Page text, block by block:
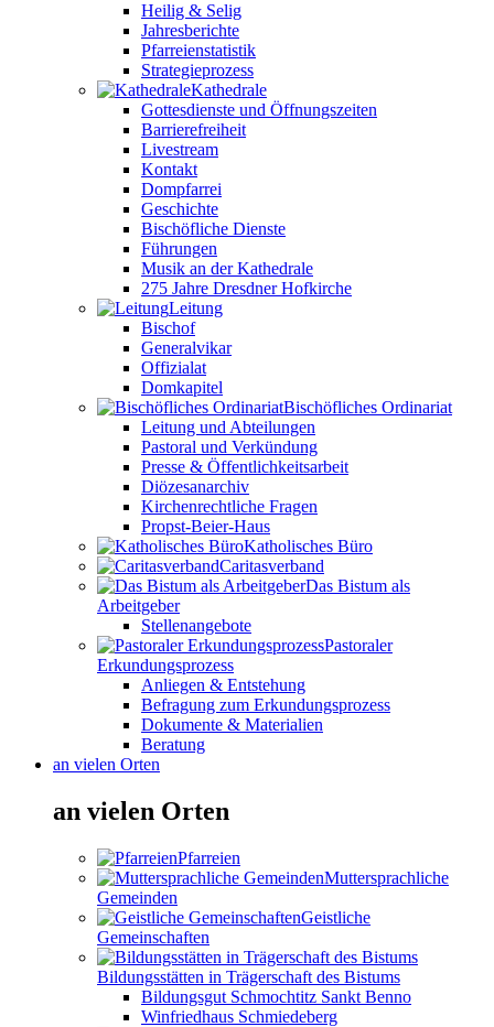
Heilig & Selig
Jahresberichte
Pfarreienstatistik
Strategieprozess
Kathedrale
Gottesdienste und Öffnungszeiten
Barrierefreiheit
Livestream
Kontakt
Dompfarrei
Geschichte
Bischöfliche Dienste
Führungen
Musik an der Kathedrale
275 Jahre Dresdner Hofkirche
Leitung
Bischof
Generalvikar
Offizialat
Domkapitel
Bischöfliches Ordinariat
Leitung und Abteilungen
Pastoral und Verkündung
Presse & Öffentlichkeitsarbeit
Diözesanarchiv
Kirchenrechtliche Fragen
Propst-Beier-Haus
Katholisches Büro
Caritasverband
Das Bistum als
Arbeitgeber
Stellenangebote
Pastoraler
Erkundungsprozess
Anliegen & Entstehung
Befragung zum Erkundungsprozess
Dokumente & Materialien
Beratung
an vielen Orten
an vielen Orten
Pfarreien
Muttersprachliche
Gemeinden
Geistliche
Gemeinschaften
Bildungsstätten in Trägerschaft des Bistums
Bildungsgut Schmochtitz Sankt Benno
Winfriedhaus Schmiedeberg